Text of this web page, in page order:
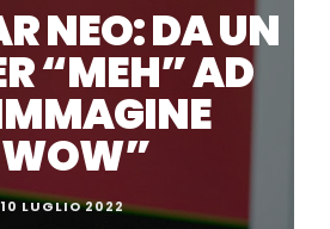
NEO: DA UN
“MEH” AD
10 LUGLIO 2022